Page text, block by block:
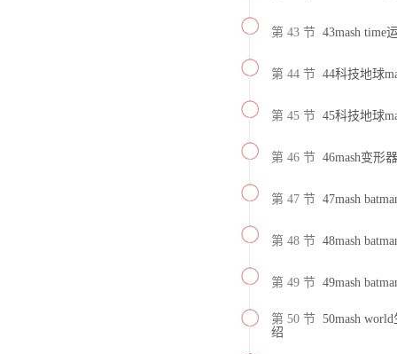
第 43 节 43mash time
第 44 节 44科技地球
第 45 节 45科技地球
第 46 节 46mash变形
第 47 节 47mash
第 48 节 48mash
第 49 节 49mash
第 50 节 50mash
绍